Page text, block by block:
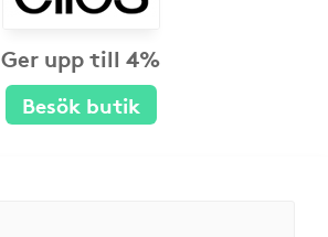
Ger upp till 4%
Besök butik